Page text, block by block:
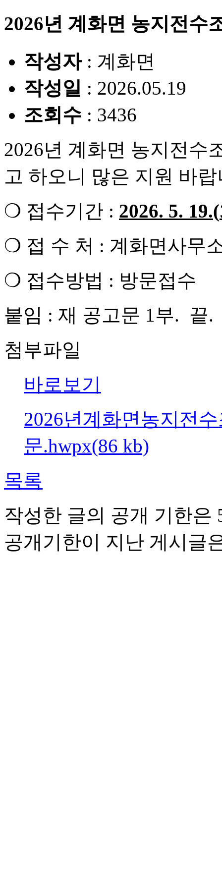
2026년 계화면 농지전수
작성자: 계화면
작성일 : 2026.05.19
조회수 : 3436
2026년 계화면 농지전수
고 하오니 많은 지원 바
❍ 접수기간 : 2026. 5. 19.(
❍ 접 수 처 : 계화면사무
❍ 접수방법 : 방문접수
붙임 : 재 공고문 1부. 끝.
첨부파일
바로보기
2026년계화면농지전
문.hwpx(86 kb)
목록
작성한 글의 공개 기한은
공개기한이 지난 게시글